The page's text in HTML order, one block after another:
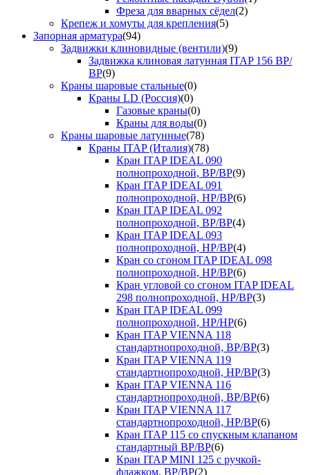
Фреза для вварных сёдел(2)
Крепеж и хомуты для крепления(5)
Запорная арматура(94)
Задвижки клиновидные (вентили)(9)
Задвижка клиновая латунная ITAP 156 ВР/
ВР(9)
Краны шаровые стальные(0)
Краны LD (Россия)(0)
Газовые краны(0)
Краны для воды(0)
Краны шаровые латунные(78)
Краны ITAP (Италия)(78)
Кран ITAP IDEAL 090
полнопроходной, ВР/ВР(9)
Кран ITAP IDEAL 091
полнопроходной, НР/ВР(6)
Кран ITAP IDEAL 092
полнопроходной, ВР/ВР(4)
Кран ITAP IDEAL 093
полнопроходной, НР/ВР(4)
Кран со сгоном ITAP IDEAL 098
полнопроходной, НР/ВР(6)
Кран угловой со сгоном ITAP IDEAL
298 полнопроходной, НР/ВР(3)
Кран ITAP IDEAL 099
полнопроходной, НР/НР(6)
Кран ITAP VIENNA 118
стандартнопроходной, ВР/ВР(3)
Кран ITAP VIENNA 119
стандартнопроходной, НР/ВР(3)
Кран ITAP VIENNA 116
стандартнопроходной, ВР/ВР(6)
Кран ITAP VIENNA 117
стандартнопроходной, НР/ВР(6)
Кран ITAP 115 со спускным клапаном
стандартный ВР/ВР(6)
Кран ITAP MINI 125 с ручкой-
флажком, ВР/ВР(2)